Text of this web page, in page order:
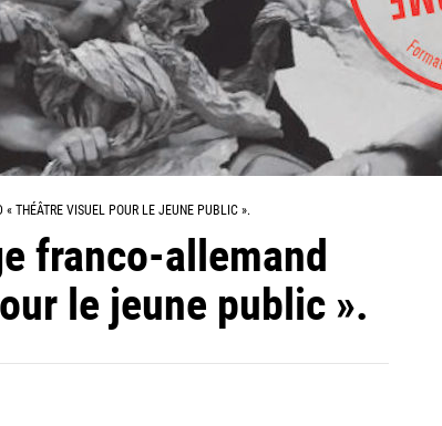
THÉÂTRE VISUEL POUR LE JEUNE PUBLIC ».
franco-allemand
le jeune public ».